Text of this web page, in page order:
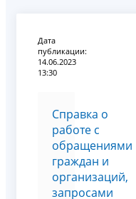
Дата
публикации:
14.06.2023
13:30
Справка о
работе с
обращениями
граждан и
организаций,
запросами